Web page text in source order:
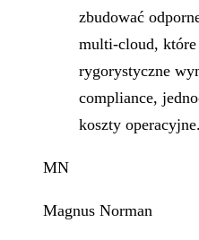
zbudować
multi-cloud, które
rygorystyczne
compliance,
koszty operacyjne.
MN
Magnus Norman